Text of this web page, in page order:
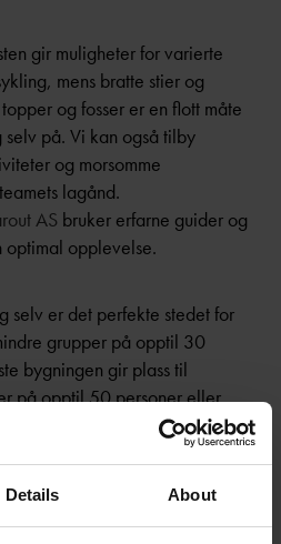
Details About
gir muligheter for varierte
mens bratte stier og
og fosser er en flott måte
på. Vi kan også tilby
og morsomme
lagånd.
AS bruker erfarne guider og
optimal opplevelse.
selv er det perfekte stedet for
grupper på opptil 30
bygningen gir plass til
på opptil 50 personer eller
konsert. Restauranten kan
for en elegant middag,